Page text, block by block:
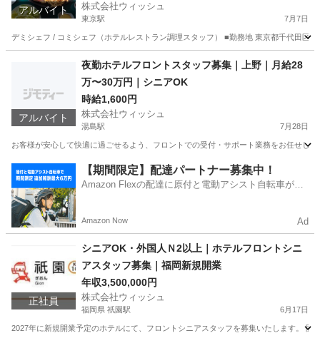
アルバイト 株式会社ウィッシュ
東京駅 7月7日
デミシェフ / コミシェフ（ホテルレストラン調理スタッフ） ■勤務地 東京都千代田区
東京駅 キッチン スタッフ
アルバイト
夜勤ホテルフロントスタッフ募集｜上野｜月給28
万〜30万円｜シニアOK
時給1,600円
株式会社ウィッシュ
湯島駅 7月28日
お客様が安心して快適に過ごせるよう、フロントでの受付・サポート業務をお任せし
湯島駅 ホテル 時給
【期間限定】配達パートナー募集中！
Amazon Flexの配達に原付と電動アシスト自転車が登
Amazon Now Ad
正社員
シニアOK・外国人Ｎ2以上｜ホテルフロントシニ
アスタッフ募集｜福岡新規開業
年収3,500,000円
株式会社ウィッシュ
福岡県 祇園駅 6月17日
2027年に新規開業予定のホテルにて、フロントシニアスタッフを募集いたします。